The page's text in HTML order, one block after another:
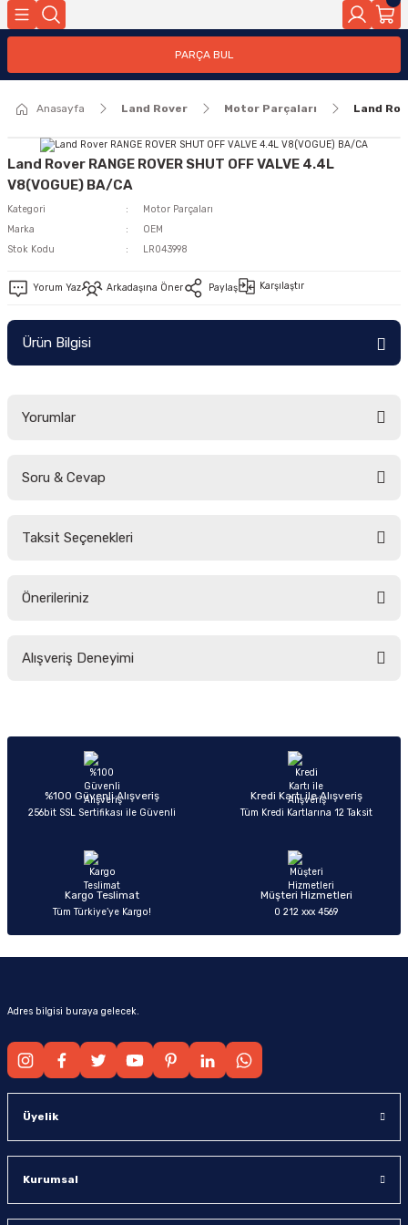
PARÇA BUL
Anasayfa Land Rover Motor Parçaları Land
Land Rover RANGE ROVER SHUT OFF VALVE 4.4L
V8(VOGUE) BA/CA
Kategori
Motor Parçaları
Marka
OEM
Stok Kodu
LR043998
Yorum Yaz Arkadaşına Öner Paylaş Karşılaştır
Ürün Bilgisi
Yorumlar
Soru & Cevap
Taksit Seçenekleri
Önerileriniz
yetersiz gördüğünüz noktaları öneri formunu kullanarak tarafımıza
Ürün açıklamasında eksik bilgiler bulunuyor.
Ürün bilgilerinde hatalar bulunuyor.
Ürün fiyatı diğer sitelerden daha pahalı.
Alışveriş Deneyimi
Sitemize ilk yorumu siz yapın!
%100 Güvenli Alışveriş
256bit SSL Sertifikası ile Güvenli
Kredi Kartı ile Alışveriş
Tüm Kredi Kartlarına 12 Taksit
Kargo Teslimat
Tüm Türkiye’ye Kargo!
Müşteri Hizmetleri
0 212 xxx 4569
Adres bilgisi buraya gelecek.
Üyelik
Kurumsal